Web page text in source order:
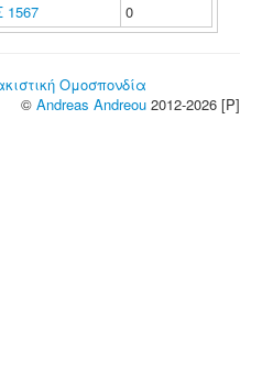
0
Ομοσπονδία
© Andreas Andreou 2012-2026 [P]